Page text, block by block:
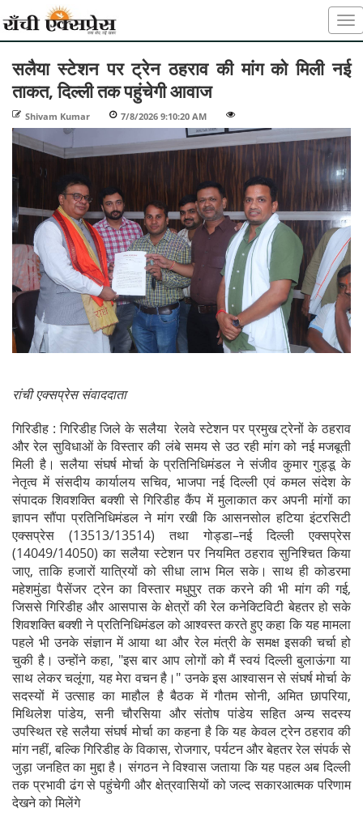
सलैया स्टेशन पर ट्रेन ठहराव की मांग को मिली नई
ताकत, दिल्ली तक पहुंचेगी आवाज
Shivam Kumar 7/8/2026 9:10:20 AM
रांची एक्सप्रेस संवाददाता
गिरिडीह : गिरिडीह जिले के सलैया रेलवे स्टेशन पर प्रमुख ट्रेनों के ठहराव
और रेल सुविधाओं के विस्तार की लंबे समय से उठ रही मांग को नई मजबूती
मिली है। सलैया संघर्ष मोर्चा के प्रतिनिधिमंडल ने संजीव कुमार गुड्डू के
नेतृत्व में संसदीय कार्यालय सचिव, भाजपा नई दिल्ली एवं कमल संदेश के
संपादक शिवशक्ति बक्शी से गिरिडीह कैंप में मुलाकात कर अपनी मांगों का
ज्ञापन सौंपा प्रतिनिधिमंडल ने मांग रखी कि आसनसोल हटिया इंटरसिटी
एक्सप्रेस (13513/13514) तथा गोड्डा–नई दिल्ली एक्सप्रेस
(14049/14050) का सलैया स्टेशन पर नियमित ठहराव सुनिश्चित किया
जाए, ताकि हजारों यात्रियों को सीधा लाभ मिल सके। साथ ही कोडरमा
महेशमुंडा पैसेंजर ट्रेन का विस्तार मधुपुर तक करने की भी मांग की गई,
जिससे गिरिडीह और आसपास के क्षेत्रों की रेल कनेक्टिविटी बेहतर हो सके
शिवशक्ति बक्शी ने प्रतिनिधिमंडल को आश्वस्त करते हुए कहा कि यह मामला
पहले भी उनके संज्ञान में आया था और रेल मंत्री के समक्ष इसकी चर्चा हो
चुकी है। उन्होंने कहा, "इस बार आप लोगों को मैं स्वयं दिल्ली बुलाऊंगा या
साथ लेकर चलूंगा, यह मेरा वचन है।" उनके इस आश्वासन से संघर्ष मोर्चा के
सदस्यों में उत्साह का माहौल है बैठक में गौतम सोनी, अमित छापरिया,
मिथिलेश पांडेय, सनी चौरसिया और संतोष पांडेय सहित अन्य सदस्य
उपस्थित रहे सलैया संघर्ष मोर्चा का कहना है कि यह केवल ट्रेन ठहराव की
मांग नहीं, बल्कि गिरिडीह के विकास, रोजगार, पर्यटन और बेहतर रेल संपर्क से
जुड़ा जनहित का मुद्दा है। संगठन ने विश्वास जताया कि यह पहल अब दिल्ली
तक प्रभावी ढंग से पहुंचेगी और क्षेत्रवासियों को जल्द सकारआत्मक परिणाम
देखने को मिलेंगे